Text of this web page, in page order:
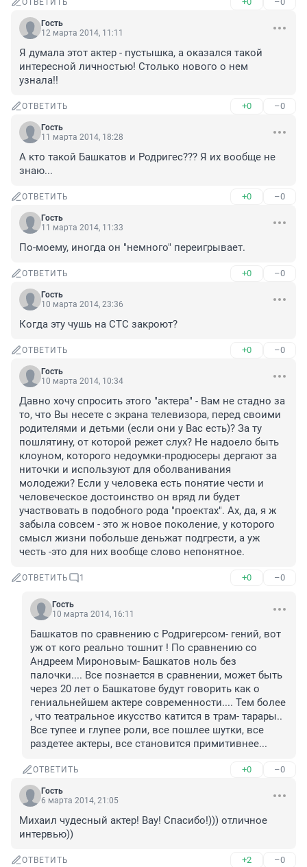
ОТВЕТИТЬ
Гость
12 марта 2014, 11:11
Я думала этот актер - пустышка, а оказался такой
интересной личностью! Столько нового о нем
узнала!!
ОТВЕТИТЬ +0 –0
Гость
11 марта 2014, 18:28
А кто такой Башкатов и Родригес??? Я их вообще не
знаю...
ОТВЕТИТЬ +0 –0
Гость
11 марта 2014, 11:33
По-моему, иногда он "немного" переигрывает.
ОТВЕТИТЬ +0 –0
Гость
10 марта 2014, 23:36
Когда эту чушь на СТС закроют?
ОТВЕТИТЬ +0 –0
Гость
10 марта 2014, 10:34
Давно хочу спросить этого "актера" - Вам не стадно за
то, что Вы несете с экрана телевизора, перед своими
родителями и детьми (если они у Вас есть)? За ту
пошлятину, от которой режет слух? Не надоело быть
клоуном, которого недоумки-продюсеры дергают за
ниточки и используют для оболванивания
молодежи? Если у человека есть понятие чести и
человеческое достоинство он вряд ли будет
участвовать в подобного рода "проектах". Ах, да, я ж
забыла совсем - это ж новое поколение, у которого
смысл жизни побольше деньжат подгрести, а уж
честь -это для них вообще слово непонятное.
ОТВЕТИТЬ 1 +0 –0
Гость
10 марта 2014, 16:11
Башкатов по сравнению с Родригерсом- гений, вот
уж от кого реально тошнит ! По сравнению со
Андреем Мироновым- Башкатов ноль без
палочки.... Все познается в сравнении, может быть
через 20 лет о Башкатове будут говорить как о
гениальнейшем актере современности.... Тем более
, что театральное икусство катится в трам- тарары..
Все тупее и глупее роли, все пошлее шутки, все
раздетее актеры, все становится примитивнее...
ОТВЕТИТЬ +0 –0
Гость
6 марта 2014, 21:05
Михаил чудесный актер! Вау! Спасибо!))) отличное
интервью))
ОТВЕТИТЬ +2 –0